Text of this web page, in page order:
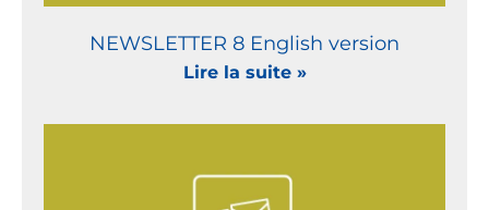
NEWSLETTER 8 English version
Lire la suite »